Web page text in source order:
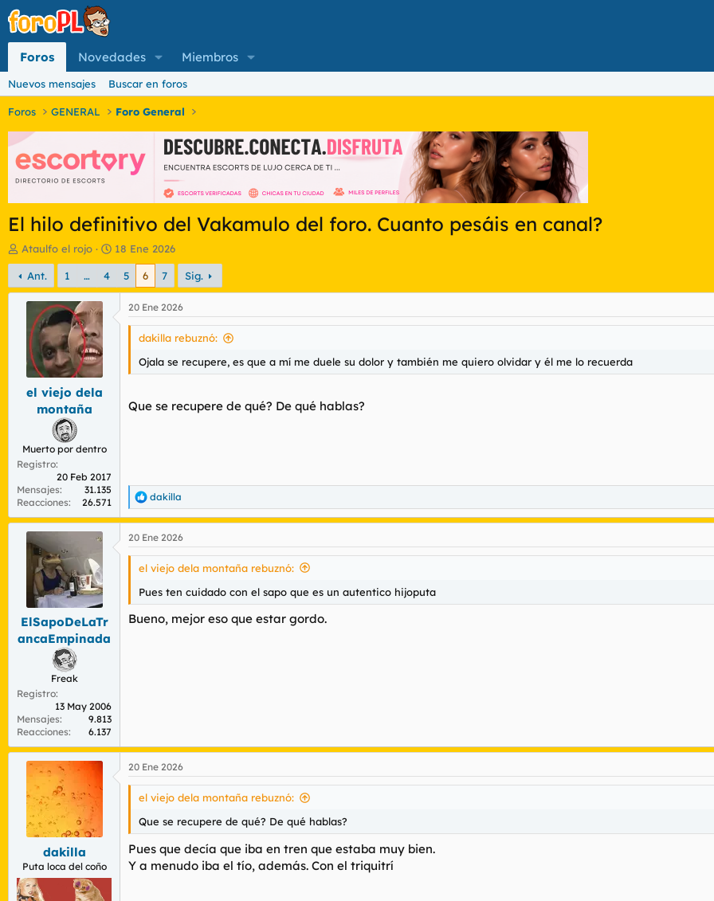
Foros Novedades Miembros
Nuevos mensajes Buscar en foros
Foros GENERAL Foro General
El hilo definitivo del Vakamulo del foro. Cuanto pesáis en canal?
I
n
i
c
d
e
m
a
Ataulfo el rojo
F
e
h
d
18 Ene 2026
Ant. 1 … 4 5 6 7 Sig.
el viejo dela
montaña
Muerto por dentro
Registro
20 Feb 2017
Mensajes
31.135
Reacciones
26.571
20 Ene 2026
dakilla rebuznó:
Ojala se recupere, es que a mí me duele su dolor y también me quiero olvidar y él me lo recuerda
Que se recupere de qué? De qué hablas?
R
e
a
c
c
e
s
dakilla
ElSapoDeLaTr
ancaEmpinada
Freak
Registro
13 May 2006
Mensajes
9.813
Reacciones
6.137
20 Ene 2026
el viejo dela montaña rebuznó:
Pues ten cuidado con el sapo que es un autentico hijoputa
Bueno, mejor eso que estar gordo.
dakilla
Puta loca del coño
20 Ene 2026
el viejo dela montaña rebuznó:
Que se recupere de qué? De qué hablas?
Pues que decía que iba en tren que estaba muy bien.
Y a menudo iba el tío, además. Con el triquitrí